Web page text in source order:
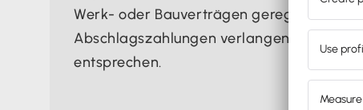
Werk- oder Bauverträgen geregelt.
Abschlagszahlungen verlangen, die der
entsprechen.